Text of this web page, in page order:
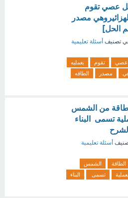
عصي تقوم
مصدر
الحل]
تصنيف أسئلة تعليمية
عصي تقوم
بعمليه
مصدر
الطاقه
من الشمس
تسمى البناء
أسئلة تعليمية
الطاقة
الشمس
بعملية تسمى
البناء